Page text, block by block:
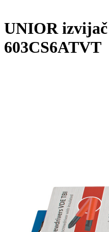
UNIOR
603CS6ATVT